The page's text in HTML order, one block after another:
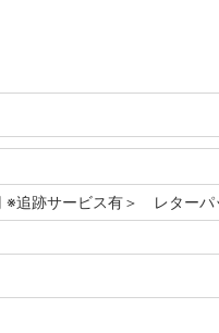
※追跡サービス有＞ レター